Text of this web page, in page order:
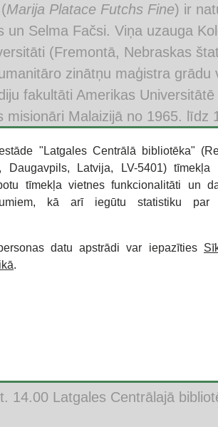
Marija Platace Futchs Fine) ir
un Selma Fačsi. Viņa uzauga
(Fremontā, Nebraskas
zinātņu maģistra grādu
fakultāti Amerikas
Malaizijā no 1965. līdz
bet no 1973. līdz 1974. gadam
pedagoģijas jomā
Bell Multicultural
informācijas speciālisti
acis” papildina 2015. gadā
bāreņi, kuri pazaudēja savu
lasītājus Rīgā, Salaspilī,
Skābardim un vēsturniekam
Rīgas Centrālajā
14.00 Latgales Centrālajā
"Latgales Centrālā bibliotēka"
Latvija, LV-5401) tīmekļa
tīmekļa vietnes funkcionalitāti un
kā arī iegūtu statistiku par
datu apstrādi var iepazīties
.